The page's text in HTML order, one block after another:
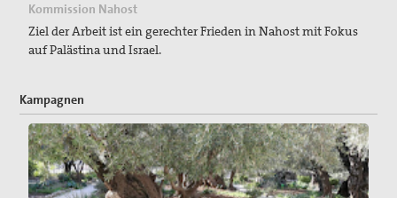
Kommission Nahost
Ziel der Arbeit ist ein gerechter Frieden in Nahost mit Fokus
auf Palästina und Israel.
Kampagnen